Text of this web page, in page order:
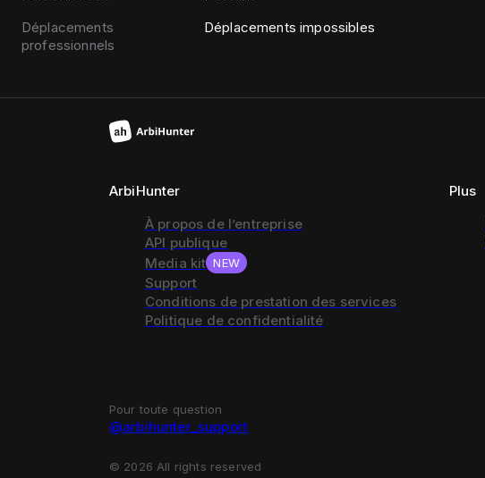
Déplacements
professionnels
Déplacements impossibles
ArbiHunter
À propos de l’entreprise
API publique
Media kit NEW
Support
Conditions de prestation des services
Politique de confidentialité
Plus
Pour toute question
@arbihunter_support
© 2026 All rights reserved